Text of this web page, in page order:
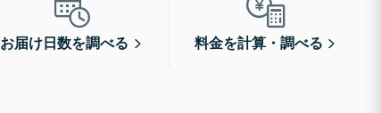
お届け日数を調べる 料金を計算・調べる